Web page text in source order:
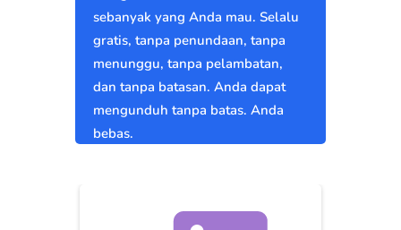
sebanyak yang Anda mau. Selalu
gratis, tanpa penundaan, tanpa
menunggu, tanpa pelambatan,
dan tanpa batasan. Anda dapat
mengunduh tanpa batas. Anda
bebas.